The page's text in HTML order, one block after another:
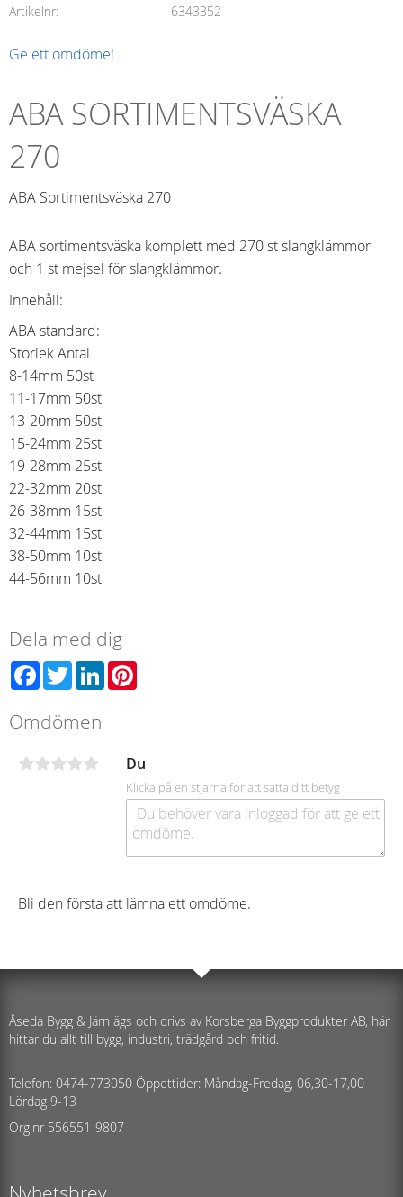
Artikelnr
6343352
Ge ett omdöme!
ABA SORTIMENTSVÄSKA
270
ABA Sortimentsväska 270
ABA sortimentsväska komplett med 270 st slangklämmor
och 1 st mejsel för slangklämmor.
Innehåll:
ABA standard:
Storlek Antal
8-14mm 50st
11-17mm 50st
13-20mm 50st
15-24mm 25st
19-28mm 25st
22-32mm 20st
26-38mm 15st
32-44mm 15st
38-50mm 10st
44-56mm 10st
Dela med dig
Facebook
TwitterLinkedIn
Omdömen
Du
Klicka på en stjärna för att sätta ditt betyg
Bli den första att lämna ett omdöme.
Åseda Bygg & Järn ägs och drivs av Korsberga Byggprodukter AB, här
hittar du allt till bygg, industri, trädgård och fritid.
Telefon: 0474-773050 Öppettider: Måndag-Fredag, 06,30-17,00
Lördag 9-13
Org.nr 556551-9807